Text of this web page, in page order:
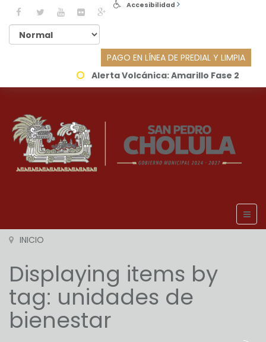
Accesibilidad
PAGO EN LÍNEA DE PREDIAL Y LIMPIA
Alerta Volcánica:Amarillo Fase 2
INICIO
Displaying items by
tag: unidades de
bienestar